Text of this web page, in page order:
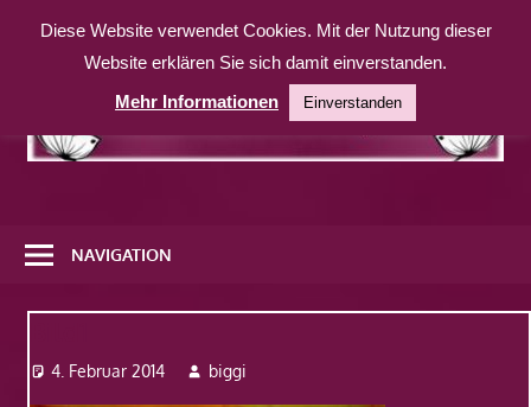
Inhalt
weitere
Website
NAVIGATION
4. Februar 2014 biggi
Diese Website verwendet Cookies. Mit der Nutzung dieser
Website erklären Sie sich damit einverstanden.
Mehr Informationen
Einverstanden